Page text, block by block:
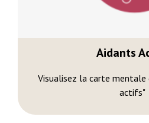
Aidants
Visualisez la carte mentale
actifs"